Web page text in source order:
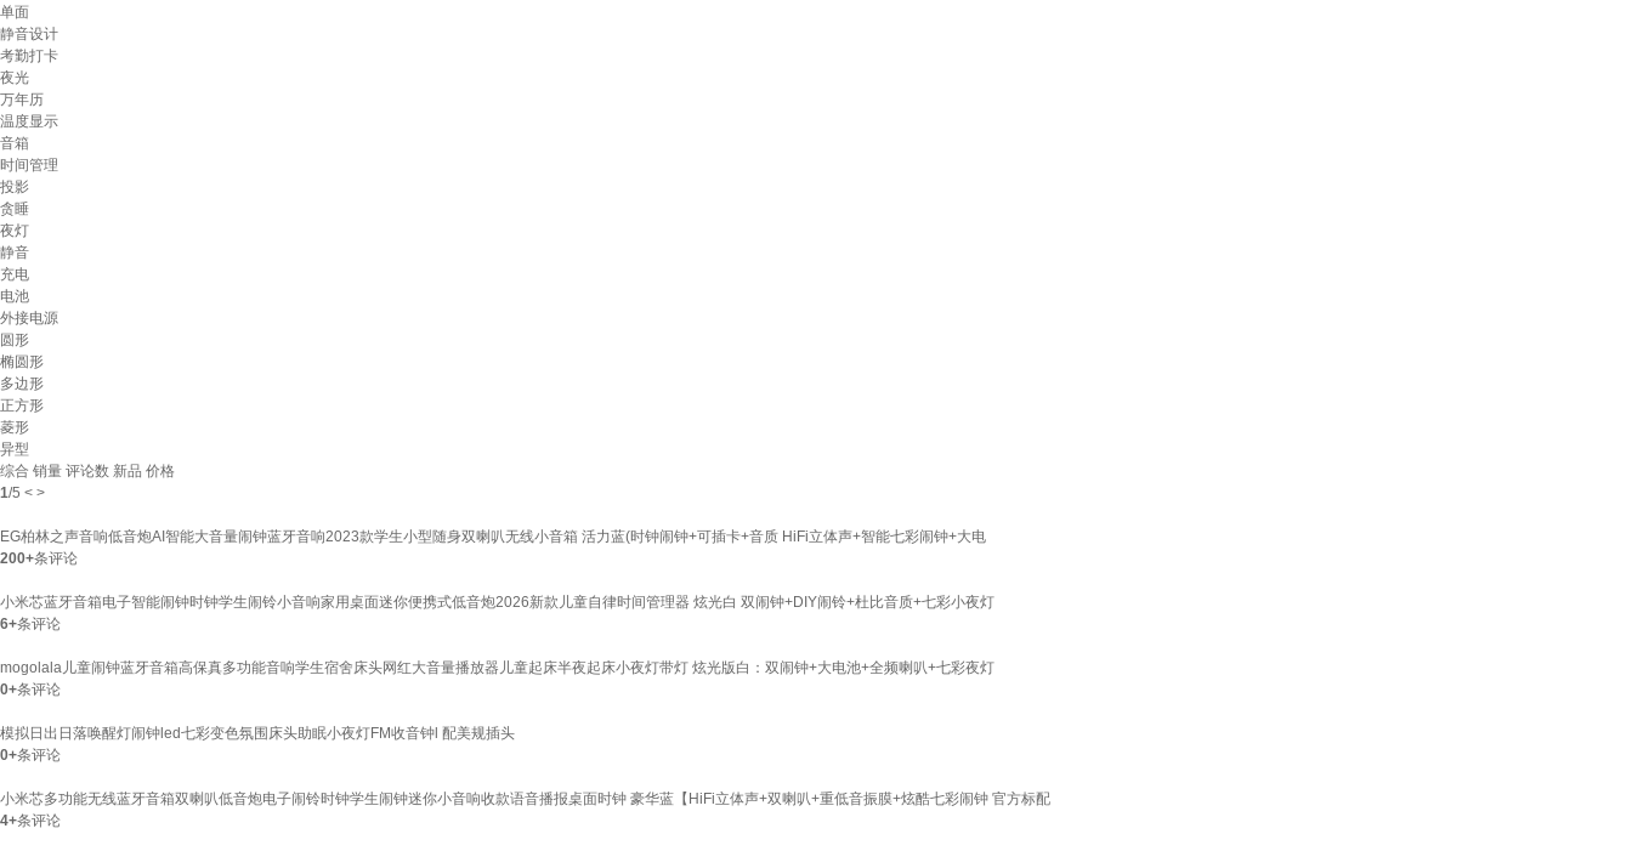
单面
静音设计
考勤打卡
夜光
万年历
温度显示
音箱
时间管理
投影
贪睡
夜灯
静音
充电
电池
外接电源
圆形
椭圆形
多边形
正方形
菱形
异型
综合 销量 评论数 新品 价格
1/5 < >
EG柏林之声音响低音炮AI智能大音量闹钟蓝牙音响2023款学生小型随身双喇叭无线小音箱 活力蓝(时钟闹钟+可插卡+音质 HiFi立体声+智能七彩闹钟+大电
200+条评论
小米芯蓝牙音箱电子智能闹钟时钟学生闹铃小音响家用桌面迷你便携式低音炮2026新款儿童自律时间管理器 炫光白 双闹钟+DIY闹铃+杜比音质+七彩小夜灯
6+条评论
mogolala儿童闹钟蓝牙音箱高保真多功能音响学生宿舍床头网红大音量播放器儿童起床半夜起床小夜灯带灯 炫光版白：双闹钟+大电池+全频喇叭+七彩夜灯
0+条评论
模拟日出日落唤醒灯闹钟led七彩变色氛围床头助眠小夜灯FM收音钟l 配美规插头
0+条评论
小米芯多功能无线蓝牙音箱双喇叭低音炮电子闹铃时钟学生闹钟迷你小音响收款语音播报桌面时钟 豪华蓝【HiFi立体声+双喇叭+重低音振膜+炫酷七彩闹钟 官方标配
4+条评论